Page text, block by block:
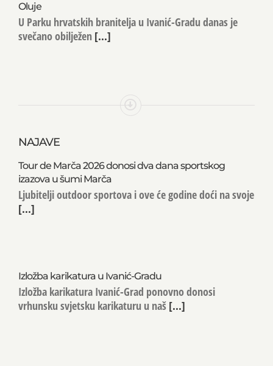
Oluje
U Parku hrvatskih branitelja u Ivanić-Gradu danas je
svečano obilježen [...]
NAJAVE
Tour de Marča 2026 donosi dva dana sportskog
izazova u šumi Marča
Ljubitelji outdoor sportova i ove će godine doći na svoje
[...]
Izložba karikatura u Ivanić-Gradu
Izložba karikatura Ivanić-Grad ponovno donosi
vrhunsku svjetsku karikaturu u naš [...]